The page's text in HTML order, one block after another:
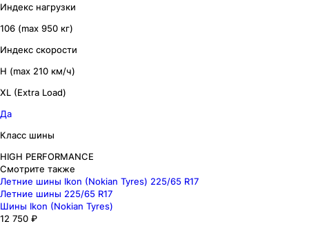
Индекс нагрузки
106 (max 950 кг)
Индекс скорости
H (max 210 км/ч)
XL (Extra Load)
Да
Класс шины
HIGH PERFORMANCE
Смотрите также
Летние шины Ikon (Nokian Tyres) 225/65 R17
Летние шины 225/65 R17
Шины Ikon (Nokian Tyres)
12 750 ₽